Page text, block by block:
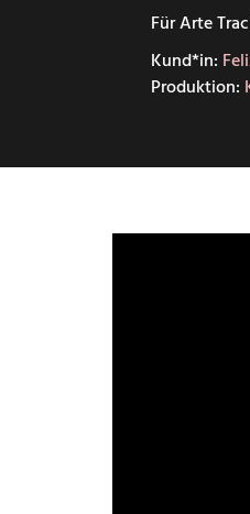
Für Arte
Kund*in:
Produktion: